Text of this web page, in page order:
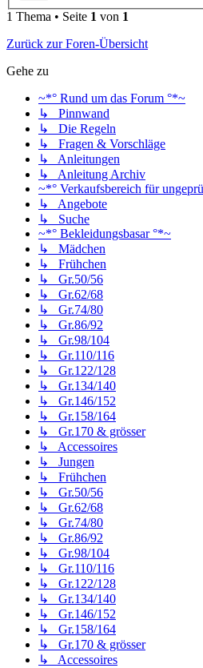
1 Thema • Seite 1 von 1
Zurück zur Foren-Übersicht
Gehe zu
~*° Rund um das Forum °*~
↳ Pinnwand
↳ Die Regeln
↳ Fragen & Vorschläge
↳ Anleitungen
↳ Anleitung Archiv
~*° Verkaufsbereich für
↳ Angebote
↳ Suche
~*° Bekleidungsbasar °*~
↳ Mädchen
↳ Frühchen
↳ Gr.50/56
↳ Gr.62/68
↳ Gr.74/80
↳ Gr.86/92
↳ Gr.98/104
↳ Gr.110/116
↳ Gr.122/128
↳ Gr.134/140
↳ Gr.146/152
↳ Gr.158/164
↳ Gr.170 & grösser
↳ Accessoires
↳ Jungen
↳ Frühchen
↳ Gr.50/56
↳ Gr.62/68
↳ Gr.74/80
↳ Gr.86/92
↳ Gr.98/104
↳ Gr.110/116
↳ Gr.122/128
↳ Gr.134/140
↳ Gr.146/152
↳ Gr.158/164
↳ Gr.170 & grösser
↳ Accessoires